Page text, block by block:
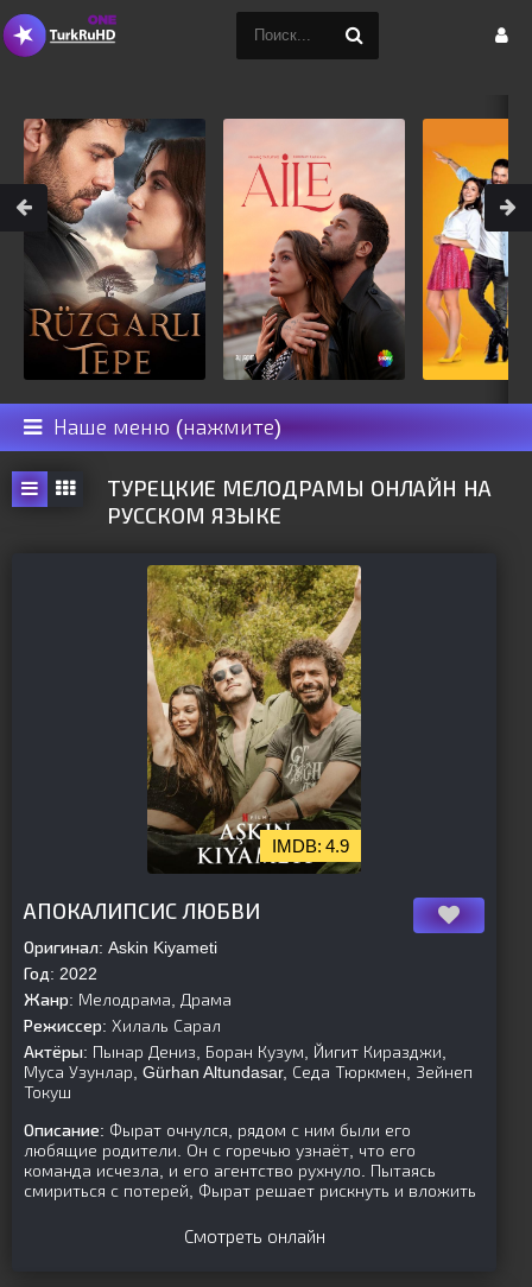
Наше меню (нажмите)
ТУРЕЦКИЕ МЕЛОДРАМЫ ОНЛАЙН НА
РУССКОМ ЯЗЫКЕ
4.9
АПОКАЛИПСИС ЛЮБВИ
Оригинал: Askin Kiyameti
Год: 2022
Жанр: Мелодрама, Драма
Режиссер: Хилаль Сарал
Актёры: Пынар Дениз, Боран Кузум, Йигит Киразджи,
Муса Узунлар, Gürhan Altundasar, Седа Тюркмен, Зейнеп
Токуш
Описание: Фырат очнулся, рядом с ним были его
любящие родители. Он с горечью узнаёт, что его
команда исчезла, и его агентство рухнуло. Пытаясь
смириться с потерей, Фырат решает рискнуть и вложить
Смотреть онлайн